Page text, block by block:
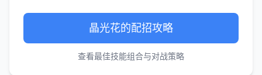
晶光花的配招攻略
查看最佳技能组合与对战策略